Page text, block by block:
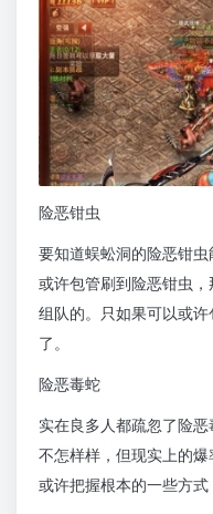
险恶钳虫
要知道蜈蚣洞的险恶钳
或许包管刷到险恶钳虫
组队的。只如果可以或
了。
险恶毒蛇
实在良多人都疏忽了险
不怎样样，但现实上的
或许把握根本的一些方式